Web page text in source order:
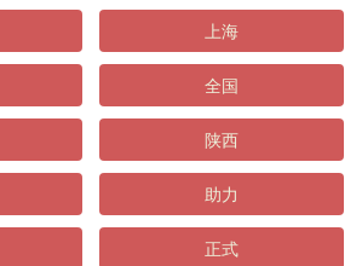
上海
全国
陕西
助力
正式